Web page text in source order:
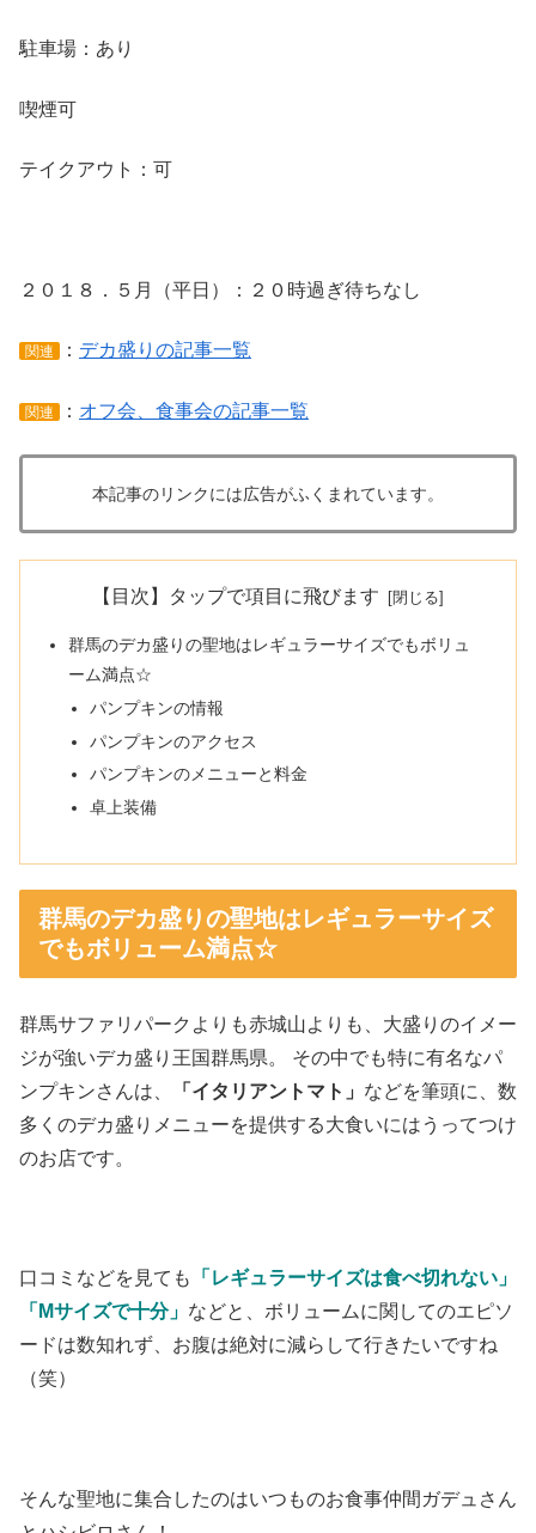
駐車場：あり
喫煙可
テイクアウト：可
２０１８．５月（平日）：２０時過ぎ待ちなし
関連 ： デカ盛りの記事一覧
関連 ： オフ会、食事会の記事一覧
本記事のリンクには広告がふくまれています。
【目次】タップで項目に飛びます
群馬のデカ盛りの聖地はレギュラーサイズでもボリュ
ーム満点☆
パンプキンの情報
パンプキンのアクセス
パンプキンのメニューと料金
卓上装備
群馬のデカ盛りの聖地はレギュラーサイズ
でもボリューム満点☆
群馬サファリパークよりも赤城山よりも、大盛りのイメー
ジが強いデカ盛り王国群馬県。 その中でも特に有名なパ
ンプキンさんは、
「イタリアントマト」 などを筆頭に、数
多くのデカ盛りメニューを提供する大食いにはうってつけ
のお店です。
口コミなどを見ても
「レギュラーサイズは食べ切れない」
「Mサイズで十分」 などと、ボリュームに関してのエピソ
ードは数知れず、お腹は絶対に減らして行きたいですね
（笑）
そんな聖地に集合したのはいつものお食事仲間ガデュさん